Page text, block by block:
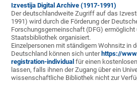
Izvestija Digital Archive (1917-1991)
Der deutschlandweite Zugriff auf das
1991) wird durch die Förderung der
Forschungsgemeinschaft (DFG) ermöglicht
Staatsbibliothek organisiert.
Einzelpersonen mit ständigem Wohnsitz in
Deutschland können sich unter https://
registration-individual für einen
lassen, falls ihnen der Zugang über ein
wissenschaftliche Bibliothek nicht zur